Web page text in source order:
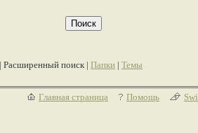
| Расширенный поиск | Папки | Темы
Главная страница Помощь